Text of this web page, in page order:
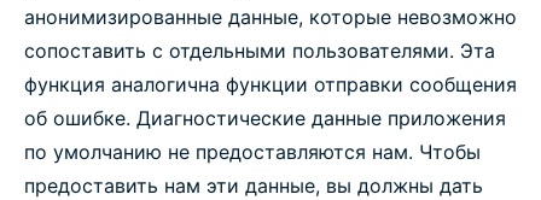
анонимизированные данные, которые невозможно
сопоставить с отдельными пользователями. Эта
функция аналогична функции отправки сообщения
об ошибке. Диагностические данные приложения
по умолчанию не предоставляются нам. Чтобы
предоставить нам эти данные, вы должны дать